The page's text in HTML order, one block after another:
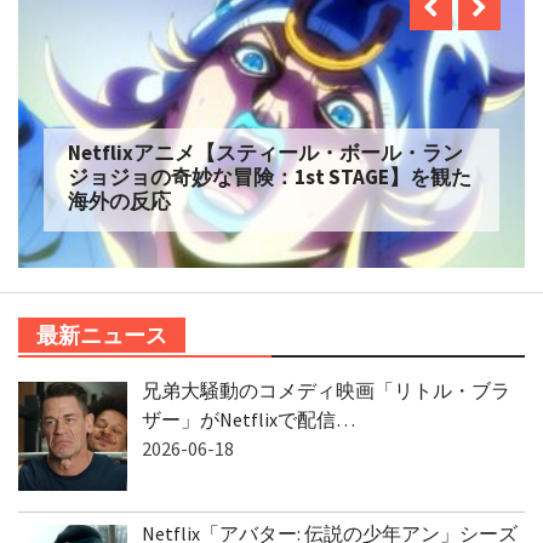
Netflixアニメ【スティール・ボール・ラン
ジョジョの奇妙な冒険：1st STAGE】を観た
海外の反応
最新ニュース
兄弟大騒動のコメディ映画「リトル・ブラ
ザー」がNetflixで配信…
2026-06-18
Netflix「アバター: 伝説の少年アン」シーズ